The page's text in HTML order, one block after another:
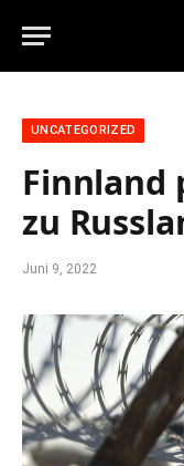
UNCATEGORIZED
Finnland
zu
Juni 9, 2022